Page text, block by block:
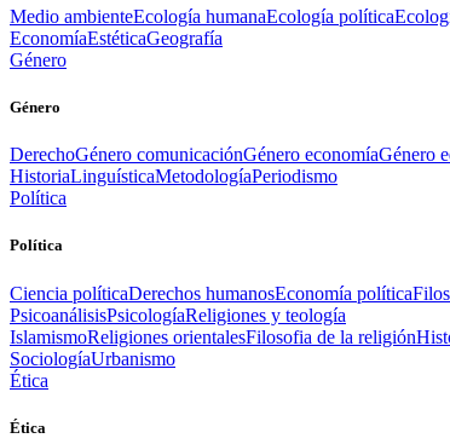
Medio ambienteEcología humanaEcología política
EconomíaEstéticaGeografía
Género
Género
DerechoGénero comunicaciónGénero economíaGénero
HistoriaLinguísticaMetodologíaPeriodismo
Política
Política
Ciencia políticaDerechos humanosEconomía política
PsicoanálisisPsicologíaReligiones y teología
IslamismoReligiones orientalesFilosofia de la religión
SociologíaUrbanismo
Ética
Ética